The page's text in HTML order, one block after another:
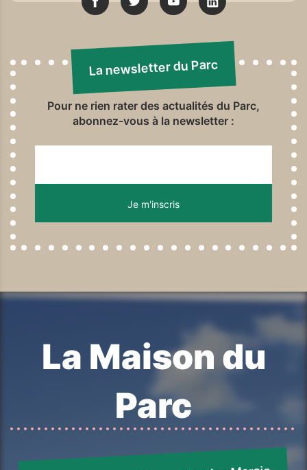
La newsletter du Parc
Pour ne rien rater des actualités du Parc,
abonnez-vous à la newsletter :
La Maison du
Parc